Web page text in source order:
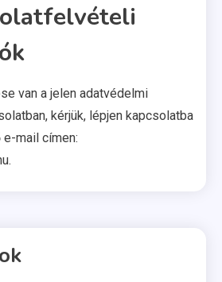
van a jelen adatvédelmi
kérjük, lépjen kapcsolatba
mail címen:
.